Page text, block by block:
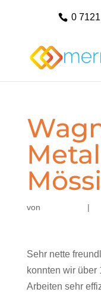
0
von |
Sehr nette
konnten wir über
Arbeiten sehr